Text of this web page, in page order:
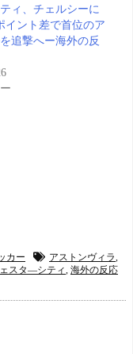
ィ、チェルシーに
イント差で首位のア
追撃へー海外の反
カー アストンヴィラ,
スタ―シティ, 海外の反応